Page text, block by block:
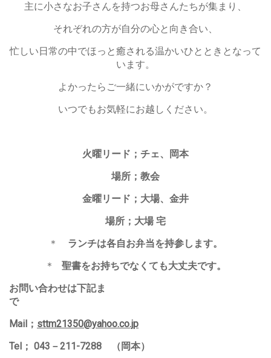
主に小さなお子さんを持つお母さんたちが集まり、
それぞれの方が自分の心と向き合い、
忙しい日常の中でほっと癒される温かいひとときとなって
います。
よかったらご一緒にいかがですか？
いつでもお気軽にお越しください。
火曜リード；チェ、岡本
場所；教会
金曜リード；大場、金井
場所；大場 宅
＊ ランチは各自お弁当を持参します。
＊ 聖書をお持ちでなくても大丈夫です。
お問い合わせは下記ま
で
Mail ； sttm21350@yahoo.co.jp
Tel ； 043 －211-7288 （岡本）